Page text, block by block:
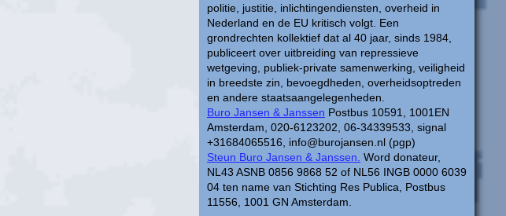
politie, justitie, inlichtingendiensten, overheid in
Nederland en de EU kritisch volgt. Een
grondrechten kollektief dat al 40 jaar, sinds 1984,
publiceert over uitbreiding van repressieve
wetgeving, publiek-private samenwerking, veiligheid
in breedste zin, bevoegdheden, overheidsoptreden
en andere staatsaangelegenheden.
Buro Jansen & Janssen Postbus 10591, 1001EN
Amsterdam, 020-6123202, 06-34339533, signal
+31684065516, info@burojansen.nl (pgp)
Steun Buro Jansen & Janssen. Word donateur,
NL43 ASNB 0856 9868 52 of NL56 INGB 0000 6039
04 ten name van Stichting Res Publica, Postbus
11556, 1001 GN Amsterdam.